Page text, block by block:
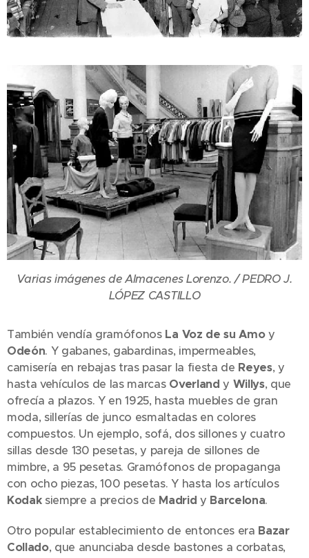
Varias imágenes de Almacenes Lorenzo. / PEDRO J.
LÓPEZ CASTILLO
También vendía gramófonos La Voz de su Amoy
Odeón. Y gabanes, gabardinas, impermeables,
camisería en rebajas tras pasar la fiesta de Reyes, y
hasta vehículos de las marcas Overland y Willys, que
ofrecía a plazos. Y en 1925, hasta muebles de gran
moda, sillerías de junco esmaltadas en colores
compuestos. Un ejemplo, sofá, dos sillones y cuatro
sillas desde 130 pesetas, y pareja de sillones de
mimbre, a 95 pesetas. Gramófonos de propaganga
con ocho piezas, 100 pesetas. Y hasta los artículos
Kodaksiempre a precios de Madrid y Barcelona.
Otro popular establecimiento de entonces era Bazar
Collado, que anunciaba desde bastones a corbatas,